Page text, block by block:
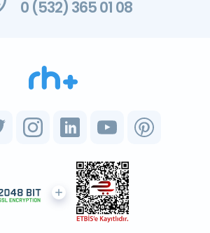
0 (532) 365 01 08